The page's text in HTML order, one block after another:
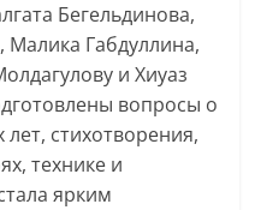
Бегельдинова,
Малика Габдуллина,
и Хиуаз
вопросы о
стихотворения,
технике и
ярким